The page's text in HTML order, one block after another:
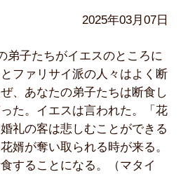
2025年03月07日
弟子たちがイエスのところに
ファリサイ派の人々はよく断
、あなたの弟子たちは断食し
た。イエスは言われた。「花
礼の客は悲しむことができる
婿が奪い取られる時が来る。
することになる。（マタイ